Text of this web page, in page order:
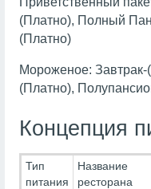
(Платно), Полный
(Платно)
Мороженое:
(Платно),
Концепция
Тип
питания
Название
ресторана